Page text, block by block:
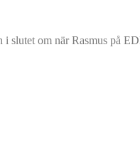
i slutet om när Rasmus på